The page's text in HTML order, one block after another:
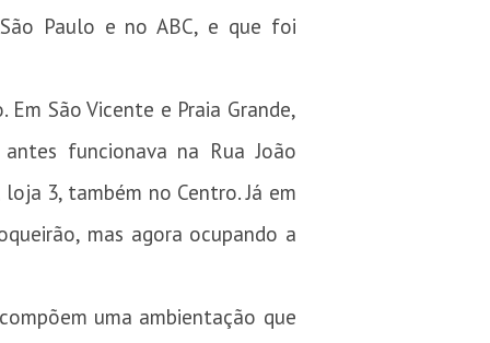
Paulo e no ABC, e que foi
São Vicente e Praia Grande,
funcionava na Rua João
3, também no Centro. Já em
mas agora ocupando a
uma ambientação que